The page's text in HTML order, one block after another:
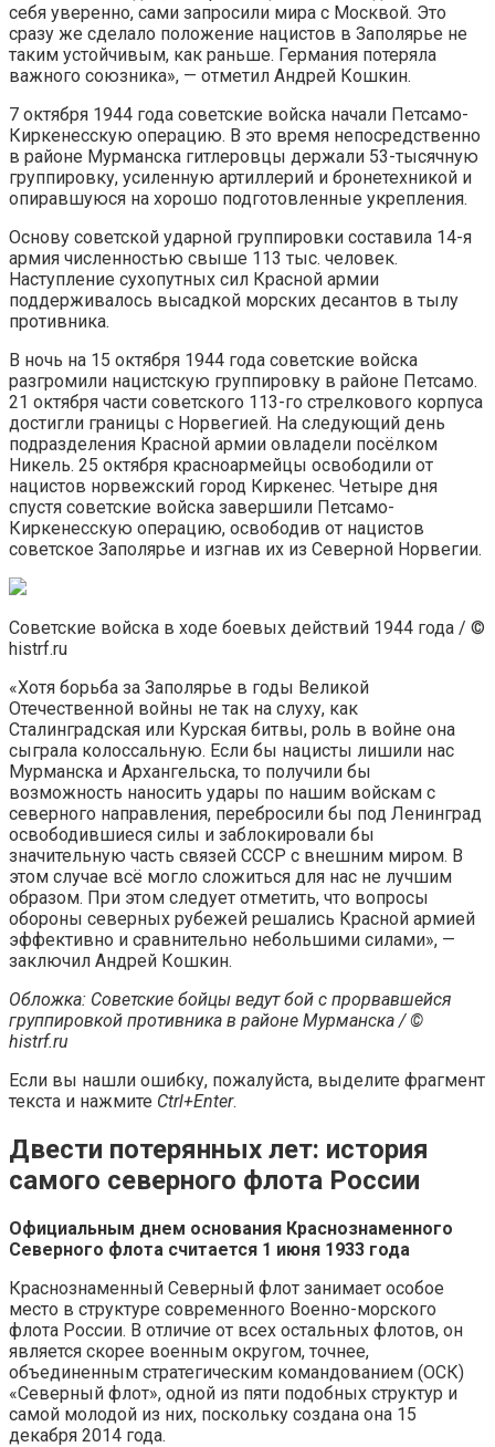
себя уверенно, сами запросили мира с Москвой. Это
сразу же сделало положение нацистов в Заполярье не
таким устойчивым, как раньше. Германия потеряла
важного союзника», — отметил Андрей Кошкин.
7 октября 1944 года советские войска начали Петсамо-
Киркенесскую операцию. В это время непосредственно
в районе Мурманска гитлеровцы держали 53-тысячную
группировку, усиленную артиллерий и бронетехникой и
опиравшуюся на хорошо подготовленные укрепления.
Основу советской ударной группировки составила 14-я
армия численностью свыше 113 тыс. человек.
Наступление сухопутных сил Красной армии
поддерживалось высадкой морских десантов в тылу
противника.
В ночь на 15 октября 1944 года советские войска
разгромили нацистскую группировку в районе Петсамо.
21 октября части советского 113-го стрелкового корпуса
достигли границы с Норвегией. На следующий день
подразделения Красной армии овладели посёлком
Никель. 25 октября красноармейцы освободили от
нацистов норвежский город Киркенес. Четыре дня
спустя советские войска завершили Петсамо-
Киркенесскую операцию, освободив от нацистов
советское Заполярье и изгнав их из Северной Норвегии.
Советские войска в ходе боевых действий 1944 года / ©
histrf.ru
«Хотя борьба за Заполярье в годы Великой
Отечественной войны не так на слуху, как
Сталинградская или Курская битвы, роль в войне она
сыграла колоссальную. Если бы нацисты лишили нас
Мурманска и Архангельска, то получили бы
возможность наносить удары по нашим войскам с
северного направления, перебросили бы под Ленинград
освободившиеся силы и заблокировали бы
значительную часть связей СССР с внешним миром. В
этом случае всё могло сложиться для нас не лучшим
образом. При этом следует отметить, что вопросы
обороны северных рубежей решались Красной армией
эффективно и сравнительно небольшими силами», —
заключил Андрей Кошкин.
Обложка: Советские бойцы ведут бой с прорвавшейся
группировкой противника в районе Мурманска / ©
histrf.ru
Если вы нашли ошибку, пожалуйста, выделите фрагмент
текста и нажмите Ctrl+Enter.
Двести потерянных лет: история
самого северного флота России
Официальным днем основания Краснознаменного
Северного флота считается 1 июня 1933 года
Краснознаменный Северный флот занимает особое
место в структуре современного Военно-морского
флота России. В отличие от всех остальных флотов, он
является скорее военным округом, точнее,
объединенным стратегическим командованием (ОСК)
«Северный флот», одной из пяти подобных структур и
самой молодой из них, поскольку создана она 15
декабря 2014 года.